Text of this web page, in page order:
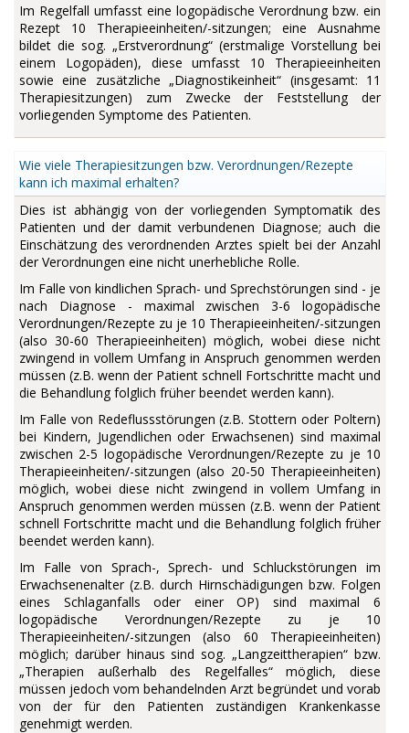
Im Regelfall umfasst eine logopädische Verordnung bzw. ein
Rezept 10 Therapieeinheiten/-sitzungen; eine Ausnahme
bildet die sog. „Erstverordnung“ (erstmalige Vorstellung bei
einem Logopäden), diese umfasst 10 Therapieeinheiten
sowie eine zusätzliche „Diagnostikeinheit“ (insgesamt: 11
Therapiesitzungen) zum Zwecke der Feststellung der
vorliegenden Symptome des Patienten.
Wie viele Therapiesitzungen bzw. Verordnungen/Rezepte
kann ich maximal erhalten?
Dies ist abhängig von der vorliegenden Symptomatik des
Patienten und der damit verbundenen Diagnose; auch die
Einschätzung des verordnenden Arztes spielt bei der Anzahl
der Verordnungen eine nicht unerhebliche Rolle.
Im Falle von kindlichen Sprach- und Sprechstörungen sind - je
nach Diagnose - maximal zwischen 3-6 logopädische
Verordnungen/Rezepte zu je 10 Therapieeinheiten/-sitzungen
(also 30-60 Therapieeinheiten) möglich, wobei diese nicht
zwingend in vollem Umfang in Anspruch genommen werden
müssen (z.B. wenn der Patient schnell Fortschritte macht und
die Behandlung folglich früher beendet werden kann).
Im Falle von Redeflussstörungen (z.B. Stottern oder Poltern)
bei Kindern, Jugendlichen oder Erwachsenen) sind maximal
zwischen 2-5 logopädische Verordnungen/Rezepte zu je 10
Therapieeinheiten/-sitzungen (also 20-50 Therapieeinheiten)
möglich, wobei diese nicht zwingend in vollem Umfang in
Anspruch genommen werden müssen (z.B. wenn der Patient
schnell Fortschritte macht und die Behandlung folglich früher
beendet werden kann).
Im Falle von Sprach-, Sprech- und Schluckstörungen im
Erwachsenenalter (z.B. durch Hirnschädigungen bzw. Folgen
eines Schlaganfalls oder einer OP) sind maximal 6
logopädische Verordnungen/Rezepte zu je 10
Therapieeinheiten/-sitzungen (also 60 Therapieeinheiten)
möglich; darüber hinaus sind sog. „Langzeittherapien“ bzw.
„Therapien außerhalb des Regelfalles“ möglich, diese
müssen jedoch vom behandelnden Arzt begründet und vorab
von der für den Patienten zuständigen Krankenkasse
genehmigt werden.